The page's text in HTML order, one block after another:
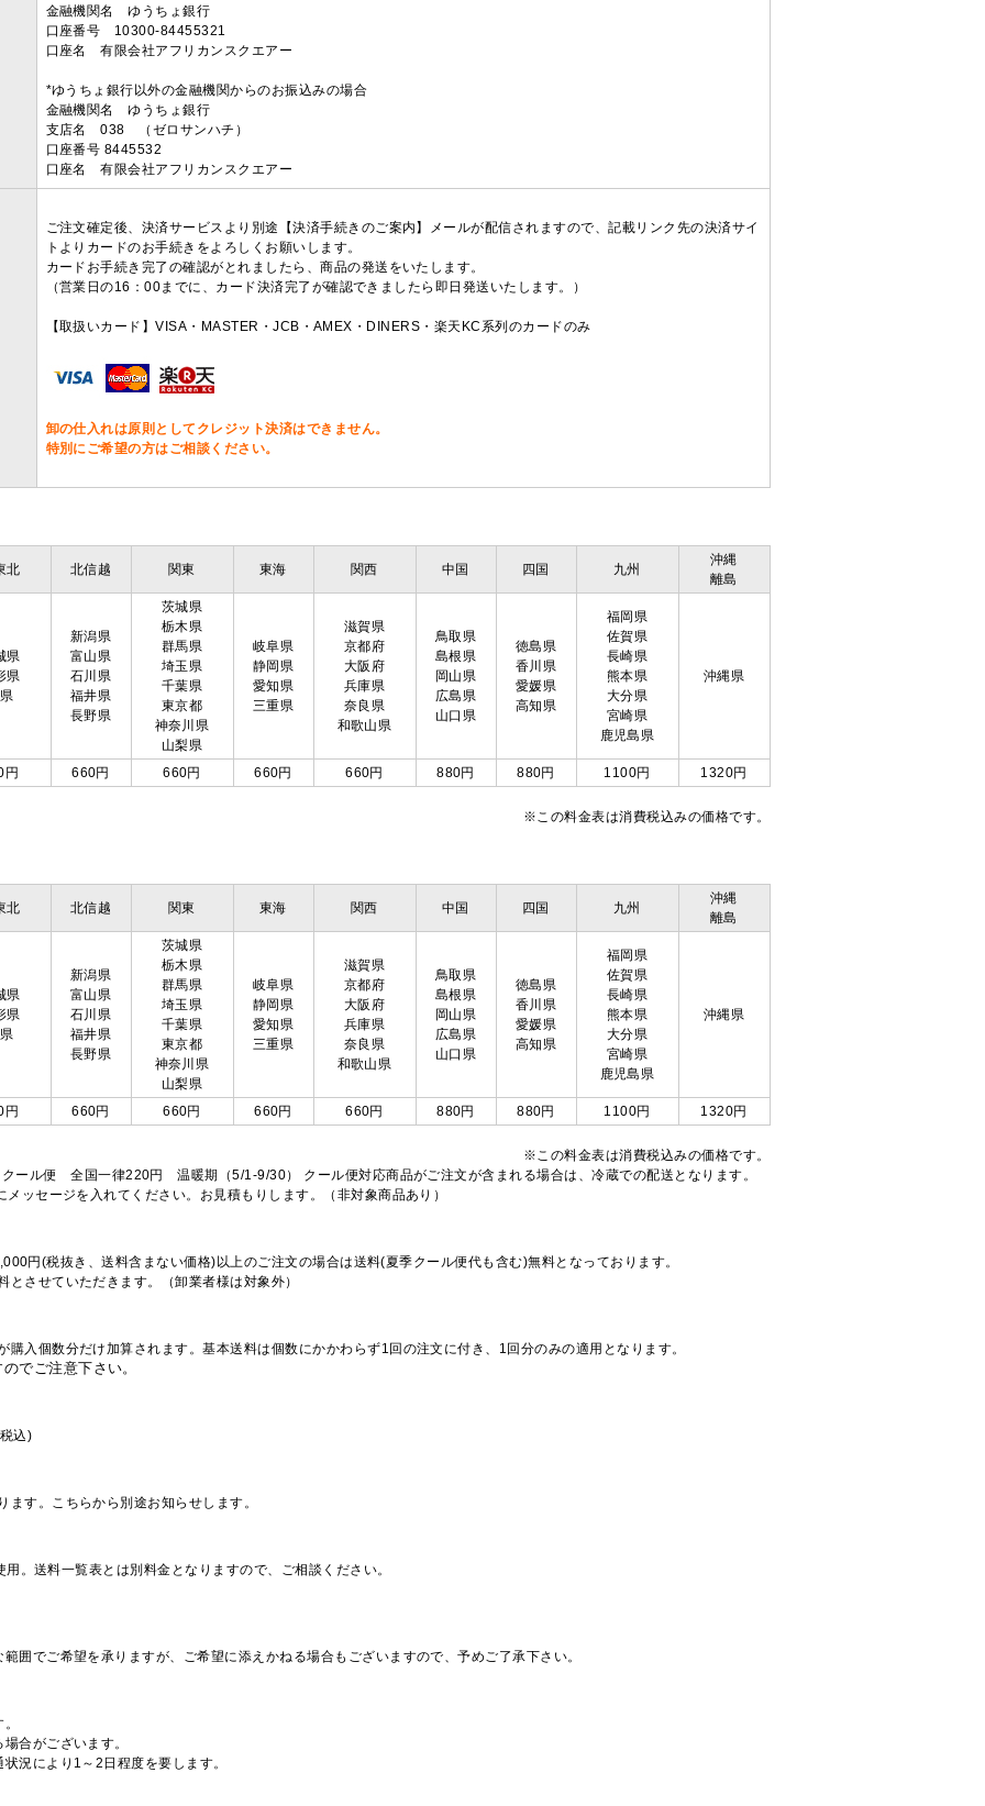
金融機関名 ゆうちょ銀行
口座番号 10300-84455321
口座名 有限会社アフリカンスクエアー
*ゆうちょ銀行以外の金融機関からのお振込みの場合
金融機関名 ゆうちょ銀行
支店名 038 （ゼロサンハチ）
口座番号 8445532
口座名 有限会社アフリカンスクエアー
ご注文確定後、決済サービスより別途【決済手続きのご案内】メールが配信されますので、記載リンク先の決済サイ
トよりカードのお手続きをよろしくお願いします。
カードお手続き完了の確認がとれましたら、商品の発送をいたします。
（営業日の16：00までに、カード決済完了が確認できましたら即日発送いたします。）
【取扱いカード】VISA・MASTER・JCB・AMEX・DINERS・楽天KC系列のカードのみ
卸の仕入れは原則としてクレジット決済はできません。
特別にご希望の方はご相談ください。
北 北信越 関東 東海 関西 中国 四国 九州
沖縄
離島
県
県
県
新潟県
富山県
石川県
福井県
長野県
茨城県
栃木県
群馬県
埼玉県
千葉県
東京都
神奈川県
山梨県
岐阜県
静岡県
愛知県
三重県
滋賀県
京都府
大阪府
兵庫県
奈良県
和歌山県
鳥取県
島根県
岡山県
広島県
山口県
徳島県
香川県
愛媛県
高知県
福岡県
佐賀県
長崎県
熊本県
大分県
宮崎県
鹿児島県
沖縄県
円 660円 660円 660円 660円 880円 880円 1100円 1320円
※この料金表は消費税込みの価格です。
北 北信越 関東 東海 関西 中国 四国 九州
沖縄
離島
県
県
県
新潟県
富山県
石川県
福井県
長野県
茨城県
栃木県
群馬県
埼玉県
千葉県
東京都
神奈川県
山梨県
岐阜県
静岡県
愛知県
三重県
滋賀県
京都府
大阪府
兵庫県
奈良県
和歌山県
鳥取県
島根県
岡山県
広島県
山口県
徳島県
香川県
愛媛県
高知県
福岡県
佐賀県
長崎県
熊本県
大分県
宮崎県
鹿児島県
沖縄県
円 660円 660円 660円 660円 880円 880円 1100円 1320円
※この料金表は消費税込みの価格です。
ール便 全国一律220円 温暖期（5/1-9/30） クール便対応商品がご注文が含まれる場合は、冷蔵での配送となります。
ッセージを入れてください。お見積もりします。（非対象商品あり）
円(税抜き、送料含まない価格)以上のご注文の場合は送料(夏季クール便代も含む)無料となっております。
させていただきます。（卸業者様は対象外）
入個数分だけ加算されます。基本送料は個数にかかわらず1回の注文に付き、1回分のみの適用となります。
でご注意下さい。
込)
す。こちらから別途お知らせします。
。送料一覧表とは別料金となりますので、ご相談ください。
囲でご希望を承りますが、ご希望に添えかねる場合もございますので、予めご了承下さい。
合がございます。
況により1～2日程度を要します。